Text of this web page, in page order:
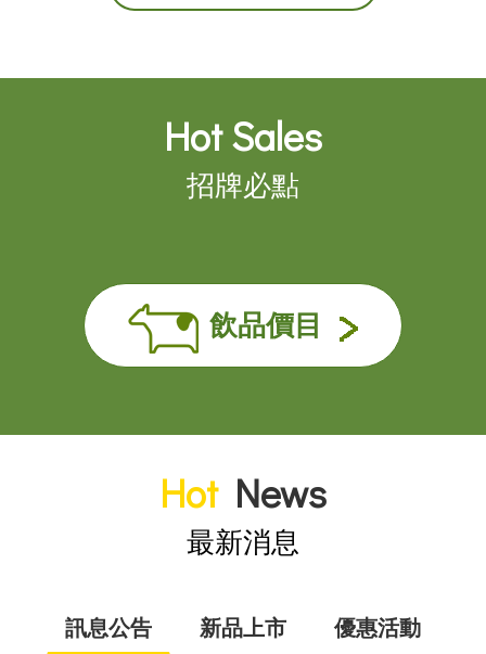
HotSales
招牌必點
飲品價目
HotNews
最新消息
訊息公告 新品上市
優惠活動